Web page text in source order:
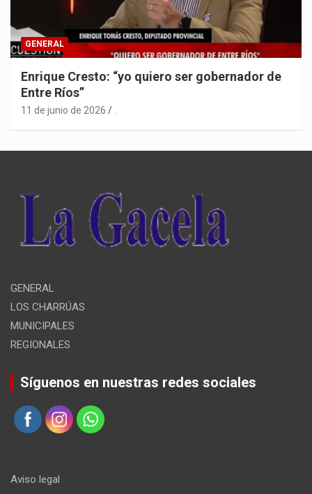
GENERAL
Enrique Cresto: “yo quiero ser gobernador de
Entre Ríos”
11 de junio de 2026
GENERAL
LOS CHARRÚAS
MUNICIPALES
REGIONALES
Síguenos en nuestras redes sociales
Aviso legal